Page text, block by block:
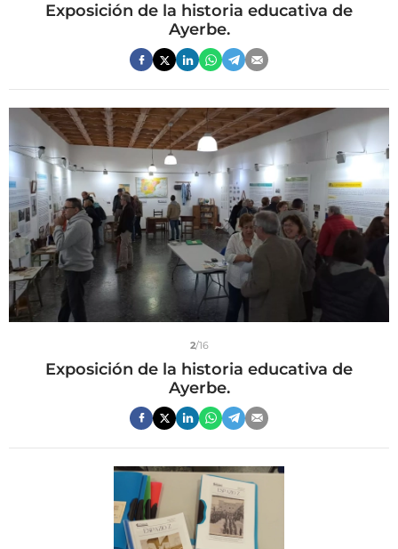
Exposición de la historia educativa de
Ayerbe.
2/16
Exposición de la historia educativa de
Ayerbe.